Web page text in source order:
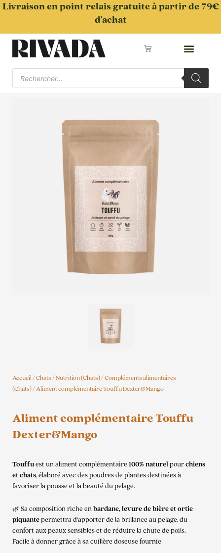
Aller
Livraison en point relais gratuite à partir de 79€
d'achat
Panier
Recherche
produits
Accueil/Chats/Nutrition (Chats)/Compléments alimentaires
(Chats)/ Aliment complémentaire Touffu Dexter&Mango
Aliment complémentaire Touffu
Dexter&Mango
Touffuest un aliment complémentaire 100% naturelpourchiens
et chats, élaboré avec des poudres de plantes destinées à
favoriser la pousse et la beauté du pelage.
🌿 Sa composition riche enbardane, levure de bière et ortie
piquantepermettra d’apporter de la brillance au pelage, du
confort aux peaux sensibles et de réduire la chute de poils.
Facile à donner grâce à sa cuillère doseuse fournie